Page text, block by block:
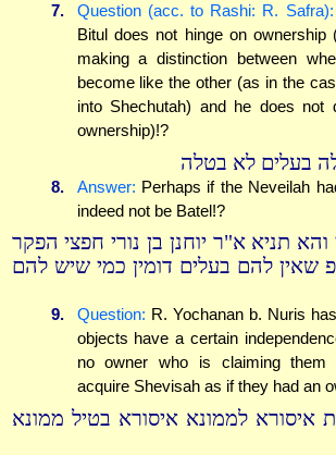
7. Question (acc. to Rashi: R. Safra):
Bitul does not hinge on
making a distinction between
become like the other (as in the
into Shechutah) and he does not
ownership)!?
בעלים לא בטלה
8. Answer: Perhaps if the Neveilah
indeed not be Batel!?
והא תניא א"ר יוחנן בן נורי חפצי הפקר
שאין להם בעלים דומין כמי שיש להם
9. Question: R. Yochanan b. Nuris
objects have a certain
no owner who is claiming them
acquire Shevisah as if they had an
איסורא לממונא איסורא בטיל ממונא